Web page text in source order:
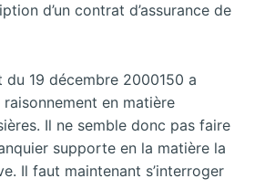
d’un contrat d’assurance de
du 19 décembre 2000150 a
en matière
Il ne semble donc pas faire
supporte en la matière la
Il faut maintenant s’interroger